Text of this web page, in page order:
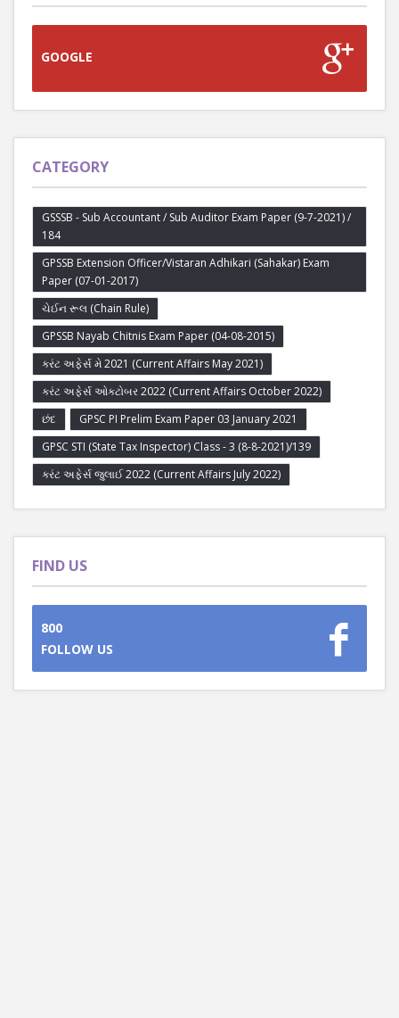
GOOGLE
CATEGORY
GSSSB - Sub Accountant / Sub Auditor Exam Paper (9-7-2021) /
184
GPSSB Extension Officer/Vistaran Adhikari (Sahakar) Exam
Paper (07-01-2017)
ચેઈન રૂલ (Chain Rule)
GPSSB Nayab Chitnis Exam Paper (04-08-2015)
કરંટ અફેર્સ મે 2021 (Current Affairs May 2021)
કરંટ અફેર્સ ઓક્ટોબર 2022 (Current Affairs October 2022)
છંદ
GPSC PI Prelim Exam Paper 03 January 2021
GPSC STI (State Tax Inspector) Class - 3 (8-8-2021)/139
કરંટ અફેર્સ જુલાઈ 2022 (Current Affairs July 2022)
FIND US
800
FOLLOW US